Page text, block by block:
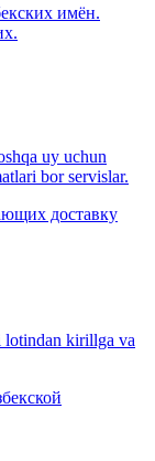
имён.
uy uchun
bor servislar.
доставку
kirillga va